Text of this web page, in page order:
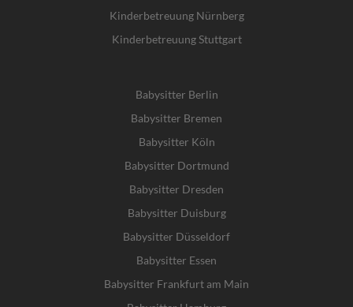
Kinderbetreuung Nürnberg
Kinderbetreuung Stuttgart
Babysitter Berlin
Babysitter Bremen
Babysitter Köln
Babysitter Dortmund
Babysitter Dresden
Babysitter Duisburg
Babysitter Düsseldorf
Babysitter Essen
Babysitter Frankfurt am Main